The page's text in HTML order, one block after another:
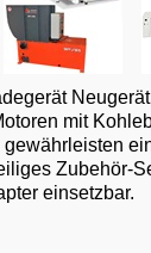
mit
einsetzbar.